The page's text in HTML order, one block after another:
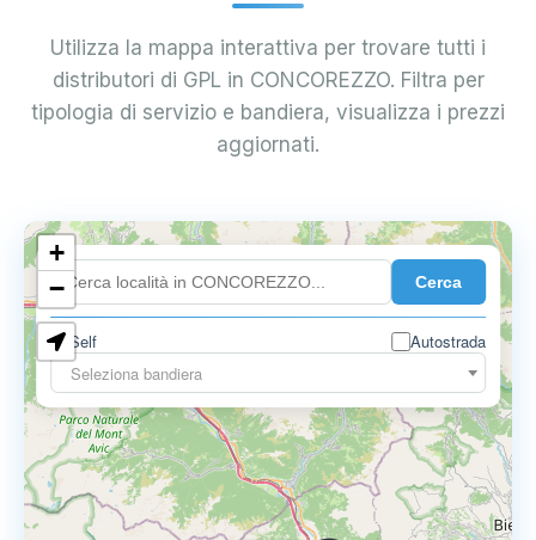
Utilizza la mappa interattiva per trovare tutti i
distributori di GPL in CONCOREZZO. Filtra per
tipologia di servizio e bandiera, visualizza i prezzi
aggiornati.
Cerca
Self
Autostrada
Seleziona bandiera
0.899 €
+
−